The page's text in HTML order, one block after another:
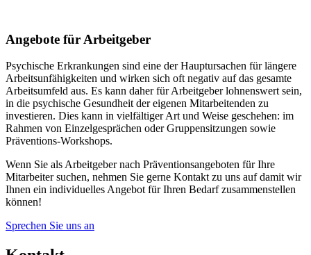
Angebote für Arbeitgeber
Psychische Erkrankungen sind eine der Hauptursachen für längere
Arbeitsunfähigkeiten und wirken sich oft negativ auf das gesamte
Arbeitsumfeld aus. Es kann daher für Arbeitgeber lohnenswert sein,
in die psychische Gesundheit der eigenen Mitarbeitenden zu
investieren. Dies kann in vielfältiger Art und Weise geschehen: im
Rahmen von Einzelgesprächen oder Gruppensitzungen sowie
Präventions-Workshops.
Wenn Sie als Arbeitgeber nach Präventionsangeboten für Ihre
Mitarbeiter suchen, nehmen Sie gerne Kontakt zu uns auf damit wir
Ihnen ein individuelles Angebot für Ihren Bedarf zusammenstellen
können!
Sprechen Sie uns an